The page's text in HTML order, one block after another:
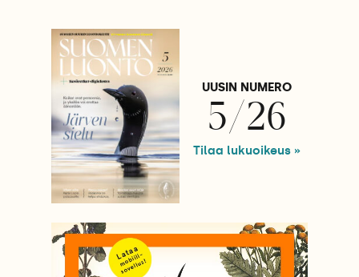
UUSIN NUMERO
5/26
Tilaa lukuoikeus »